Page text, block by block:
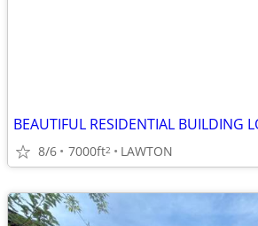
8/6 7000ft2 LAWTON